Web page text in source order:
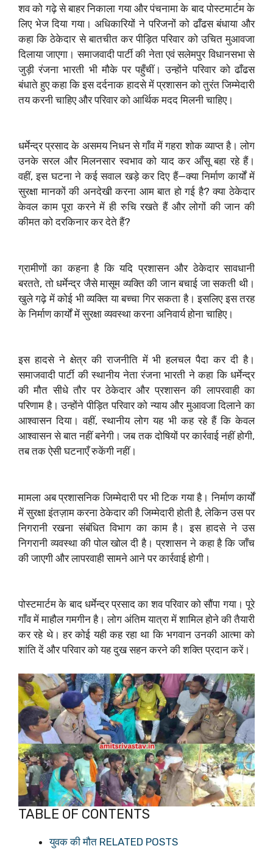
शव को गढ़े से बाहर निकाला गया और पंचनामा के बाद पोस्टमार्टम के
लिए भेज दिया गया। अधिकारियों ने परिजनों को ढाँढस बंधाया और
कहा कि ठेकेदार से बातचीत कर पीड़ित परिवार को उचित मुआवजा
दिलाया जाएगा। समाजवादी पार्टी की नेता एवं सलेमपुर विधानसभा से
जुड़ी रंजना भारती भी मौके पर पहुँचीं। उन्होंने परिवार को ढाँढस
बंधाते हुए कहा कि इस दर्दनाक हादसे में प्रशासन को तुरंत जिम्मेदारी
तय करनी चाहिए और परिवार को आर्थिक मदद मिलनी चाहिए।
धर्मेन्द्र प्रसाद के असमय निधन से गाँव में गहरा शोक व्याप्त है। लोग
उनके सरल और मिलनसार स्वभाव को याद कर आँसू बहा रहे हैं।
वहीं, इस घटना ने कई सवाल खड़े कर दिए हैं—क्या निर्माण कार्यों में
सुरक्षा मानकों की अनदेखी करना आम बात हो गई है? क्या ठेकेदार
केवल काम पूरा करने में ही रुचि रखते हैं और लोगों की जान की
कीमत को दरकिनार कर देते हैं?
ग्रामीणों का कहना है कि यदि प्रशासन और ठेकेदार सावधानी
बरतते, तो धर्मेन्द्र जैसे मासूम व्यक्ति की जान बचाई जा सकती थी।
खुले गढ़े में कोई भी व्यक्ति या बच्चा गिर सकता है। इसलिए इस तरह
के निर्माण कार्यों में सुरक्षा व्यवस्था करना अनिवार्य होना चाहिए।
इस हादसे ने क्षेत्र की राजनीति में भी हलचल पैदा कर दी है।
समाजवादी पार्टी की स्थानीय नेता रंजना भारती ने कहा कि धर्मेन्द्र
की मौत सीधे तौर पर ठेकेदार और प्रशासन की लापरवाही का
परिणाम है। उन्होंने पीड़ित परिवार को न्याय और मुआवजा दिलाने का
आश्वासन दिया। वहीं, स्थानीय लोग यह भी कह रहे हैं कि केवल
आश्वासन से बात नहीं बनेगी। जब तक दोषियों पर कार्रवाई नहीं होगी,
तब तक ऐसी घटनाएँ रुकेंगी नहीं।
मामला अब प्रशासनिक जिम्मेदारी पर भी टिक गया है। निर्माण कार्यों
में सुरक्षा इंतज़ाम करना ठेकेदार की जिम्मेदारी होती है, लेकिन उस पर
निगरानी रखना संबंधित विभाग का काम है। इस हादसे ने उस
निगरानी व्यवस्था की पोल खोल दी है। प्रशासन ने कहा है कि जाँच
की जाएगी और लापरवाही सामने आने पर कार्रवाई होगी।
पोस्टमार्टम के बाद धर्मेन्द्र प्रसाद का शव परिवार को सौंपा गया। पूरे
गाँव में माहौल गमगीन है। लोग अंतिम यात्रा में शामिल होने की तैयारी
कर रहे थे। हर कोई यही कह रहा था कि भगवान उनकी आत्मा को
शांति दें और परिवार को यह दुख सहन करने की शक्ति प्रदान करें।
TABLE OF CONTENTS
युवक की मौत RELATED POSTS